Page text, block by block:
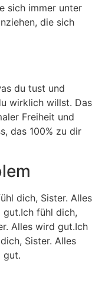
sich immer unter
die sich
du tust und
wirklich willst. Das
Freiheit und
das 100% zu dir
dich, Sister. Alles
fühl dich,
Alles wird gut.Ich
Sister. Alles
gut.